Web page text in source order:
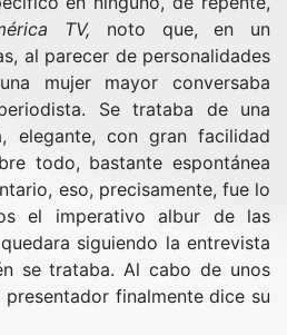
TV,
noto que, en un
al parecer de personalidades
mujer mayor conversaba
Se trataba de una
elegante, con gran facilidad
todo, bastante espontánea
eso, precisamente, fue lo
el imperativo albur de las
siguiendo la entrevista
se trataba. Al cabo de unos
finalmente dice su